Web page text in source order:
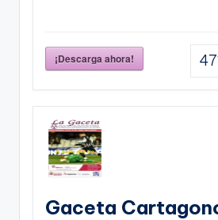
¡Descarga ahora!
Gaceta